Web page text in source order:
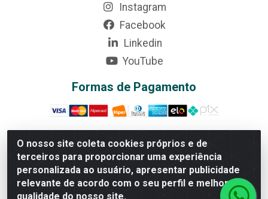
O nosso site coleta cookies próprios e de
terceiros para proporcionar uma experiência
personalizada ao usuário, apresentar publicidade
relevante de acordo com o seu perfil e melhorar a
qualidade do nosso site.
Instagram
Facebook
Linkedin
YouTube
Formas de Pagamento
Rede Brasil - Avenida Universitária, nº 3860, Jardim das
Américas II Etapa - Anápolis/GO - CEP 75070-415 -
CNPJ 07.728.073/0002-24